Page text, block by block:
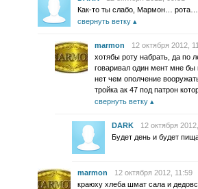
Как-то ты слабо, Мармон…
свернуть ветку
marmon
12 октября 2012,
хотябы роту набрать, да по
говаривал один мент мне бы
нет чем ополчение
тройка ак 47 под патрон
свернуть ветку
DARK
12 октября
Будет день и будет
marmon
12 октября 2012, 11:59
краюху хлеба шмат сала и